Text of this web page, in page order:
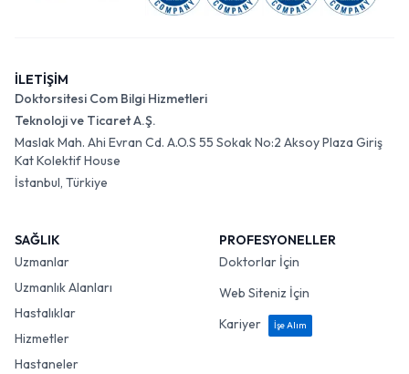
İLETİŞİM
Doktorsitesi Com Bilgi Hizmetleri
Teknoloji ve Ticaret A.Ş.
Maslak Mah. Ahi Evran Cd. A.O.S 55 Sokak No:2 Aksoy Plaza Giriş
Kat Kolektif House
İstanbul, Türkiye
SAĞLIK
Uzmanlar
Uzmanlık Alanları
Hastalıklar
Hizmetler
Hastaneler
PROFESYONELLER
Doktorlar İçin
Web Siteniz İçin
Kariyer
İşe Alım